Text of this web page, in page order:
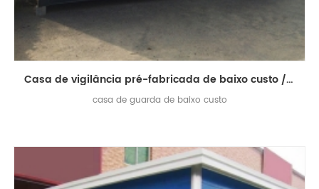
Casa de vigilância pré-fabricada de baixo custo / casa de vigilância / casa de guarda de sentinela
casa de guarda de baixo custo